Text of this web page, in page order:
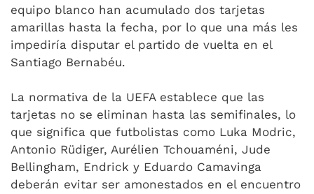
equipo blanco han acumulado dos tarjetas
amarillas hasta la fecha, por lo que una más les
impediría disputar el partido de vuelta en el
Santiago Bernabéu.
La normativa de la UEFA establece que las
tarjetas no se eliminan hasta las semifinales, lo
que significa que futbolistas como Luka Modric,
Antonio Rüdiger, Aurélien Tchouaméni, Jude
Bellingham, Endrick y Eduardo Camavinga
deberán evitar ser amonestados en el encuentro